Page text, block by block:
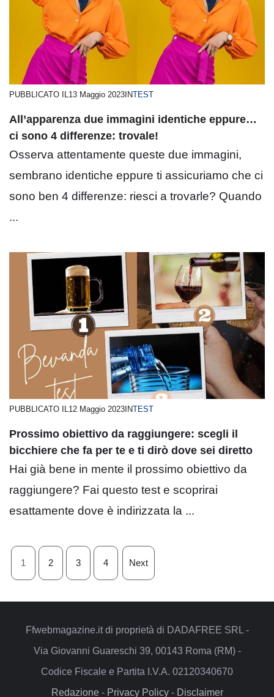
PUBBLICATO IL 13 Maggio 2023 INTEST
All’apparenza due immagini identiche eppure…
ci sono 4 differenze: trovale!
Osserva attentamente queste due immagini,
sembrano identiche eppure ti assicuriamo che ci
sono ben 4 differenze: riesci a trovarle? Quando
...
PUBBLICATO IL 12 Maggio 2023 INTEST
Prossimo obiettivo da raggiungere: scegli il
bicchiere che fa per te e ti dirò dove sei diretto
Hai già bene in mente il prossimo obiettivo da
raggiungere? Fai questo test e scoprirai
esattamente dove è indirizzata la ...
1 2 3 4 Next
Ffwebmagazine.it di proprietà di DADAFREE SRL -
Via Giovanni Guareschi 39, 00143 Roma (RM) -
Codice Fiscale e Partita I.V.A. 02120340670
Redazione- Privacy Policy- Disclaimer